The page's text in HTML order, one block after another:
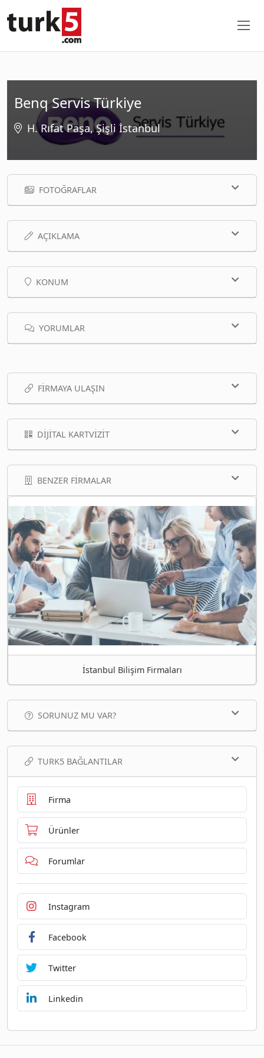
Benq Servis Türkiye
H. Rıfat Paşa, Şişli İstanbul
FOTOĞRAFLAR
AÇIKLAMA
KONUM
YORUMLAR
FIRMAYA ULAŞIN
DIJITAL KARTVIZIT
BENZER FIRMALAR
İstanbul Bilişim Firmaları
SORUNUZ MU VAR?
TURK5 BAĞLANTILAR
Firma
Ürünler
Forumlar
Instagram
Facebook
Twitter
Linkedin